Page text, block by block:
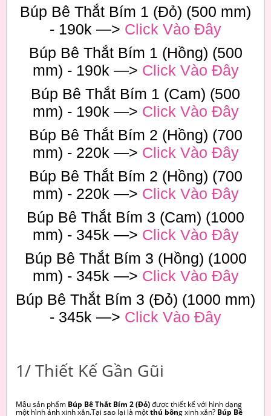
Búp Bê Thắt Bím 1 (Đỏ) (500 mm)
- 190k —> Click Vào Đây
Búp Bê Thắt Bím 1 (Hồng) (500
mm) - 190k —> Click Vào Đây
Búp Bê Thắt Bím 1 (Cam) (500
mm) - 190k —> Click Vào Đây
Búp Bê Thắt Bím 2 (Hồng) (700
mm) - 220k —> Click Vào Đây
Búp Bê Thắt Bím 2 (Hồng) (700
mm) - 220k —> Click Vào Đây
Búp Bê Thắt Bím 3 (Cam) (1000
mm) - 345k —> Click Vào Đây
Búp Bê Thắt Bím 3 (Hồng) (1000
mm) - 345k —> Click Vào Đây
Búp Bê Thắt Bím 3 (Đỏ) (1000 mm)
- 345k —> Click Vào Đây
1/ Thiết Kế Gần Gũi
Mẫu sản phẩm Búp Bê Thắt Bím 2 (Đỏ)được thiết kế với hình dạng
một hình ảnh xinh xắn.Tại sao lại là mộtthú bông xinh xắn? Búp Bê